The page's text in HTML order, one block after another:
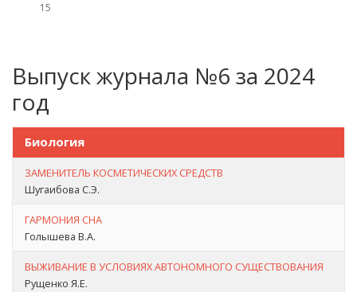
15
Выпуск журнала №6 за 2024
год
Биология
ЗАМЕНИТЕЛЬ КОСМЕТИЧЕСКИХ СРЕДСТВ
Шугаибова С.Э.
ГАРМОНИЯ СНА
Голышева В.А.
ВЫЖИВАНИЕ В УСЛОВИЯХ АВТОНОМНОГО СУЩЕСТВОВАНИЯ
Рущенко Я.Е.